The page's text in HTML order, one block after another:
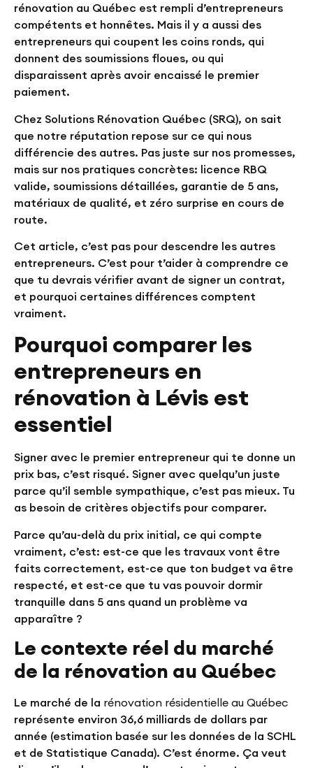
rénovation au Québec est rempli d’entrepreneurs
compétents et honnêtes. Mais il y a aussi des
entrepreneurs qui coupent les coins ronds, qui
donnent des soumissions floues, ou qui
disparaissent après avoir encaissé le premier
paiement.
Chez Solutions Rénovation Québec (SRQ), on sait
que notre réputation repose sur ce qui nous
différencie des autres. Pas juste sur nos promesses,
mais sur nos pratiques concrètes: licence RBQ
valide, soumissions détaillées, garantie de 5 ans,
matériaux de qualité, et zéro surprise en cours de
route.
Cet article, c’est pas pour descendre les autres
entrepreneurs. C’est pour t’aider à comprendre ce
que tu devrais vérifier avant de signer un contrat,
et pourquoi certaines différences comptent
vraiment.
Pourquoi comparer les
entrepreneurs en
rénovation à Lévis est
essentiel
Signer avec le premier entrepreneur qui te donne un
prix bas, c’est risqué. Signer avec quelqu’un juste
parce qu’il semble sympathique, c’est pas mieux. Tu
as besoin de critères objectifs pour comparer.
Parce qu’au-delà du prix initial, ce qui compte
vraiment, c’est: est-ce que les travaux vont être
faits correctement, est-ce que ton budget va être
respecté, et est-ce que tu vas pouvoir dormir
tranquille dans 5 ans quand un problème va
apparaître ?
Le contexte réel du marché
de la rénovation au Québec
Le marché de la rénovation résidentielle au Québec
représente environ 36,6 milliards de dollars par
année (estimation basée sur les données de la SCHL
et de Statistique Canada). C’est énorme. Ça veut